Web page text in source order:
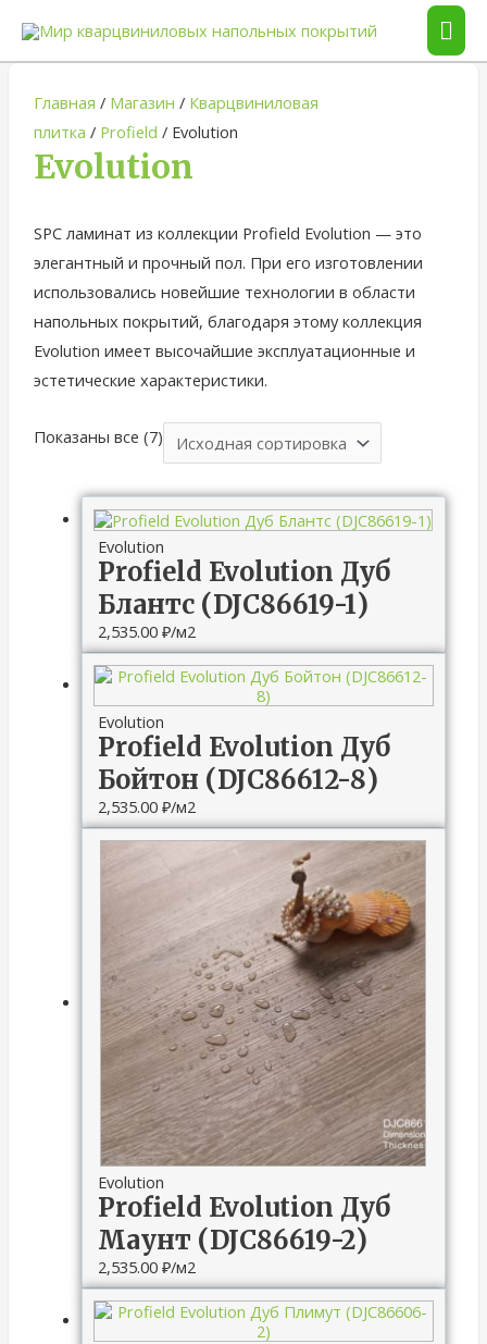
Главная / Магазин / Кварцвиниловая
плитка / Profield / Evolution
Evolution
SPC ламинат из коллекции Profield Evolution — это
элегантный и прочный пол. При его изготовлении
использовались новейшие технологии в области
напольных покрытий, благодаря этому коллекция
Evolution имеет высочайшие эксплуатационные и
эстетические характеристики.
Показаны все (7)
Evolution
Profield Evolution Дуб
Блантс (DJC86619-1)
2,535.00 ₽/м2
Evolution
Profield Evolution Дуб
Бойтон (DJC86612-8)
2,535.00 ₽/м2
Evolution
Profield Evolution Дуб
Маунт (DJC86619-2)
2,535.00 ₽/м2